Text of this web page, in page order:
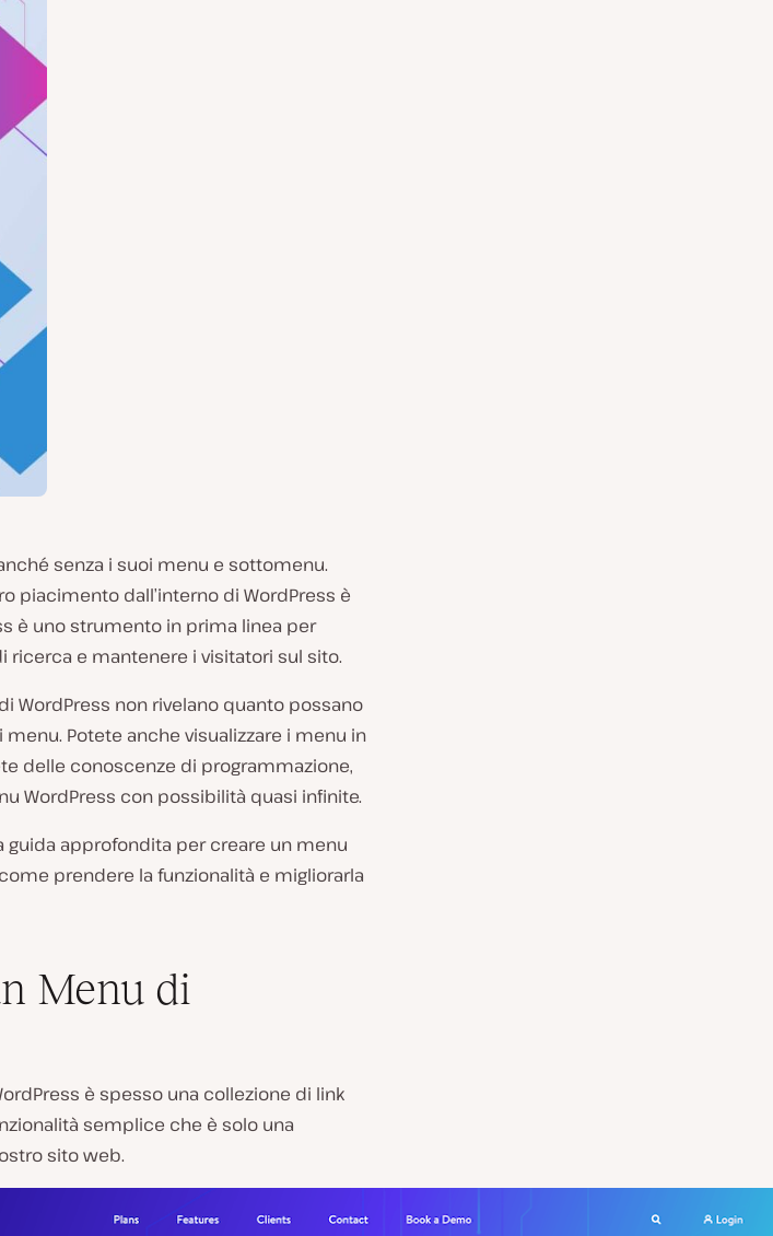
senza i suoi menu e sottomenu.
piacimento dall’interno di WordPress è
è uno strumento in prima linea per
e mantenere i visitatori sul sito.
WordPress non rivelano quanto possano
Potete anche visualizzare i menu in
delle conoscenze di programmazione,
WordPress con possibilità quasi infinite.
guida approfondita per creare un menu
prendere la funzionalità e migliorarla
Menu di
è spesso una collezione di link
semplice che è solo una
sito web.